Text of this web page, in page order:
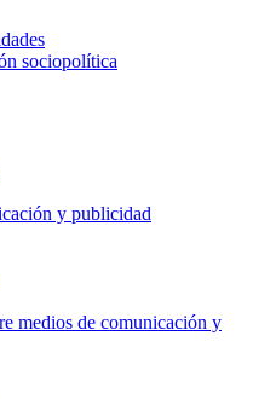
sociopolítica
y publicidad
medios de comunicación y